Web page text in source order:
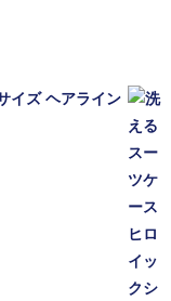
イズ ヘアライン